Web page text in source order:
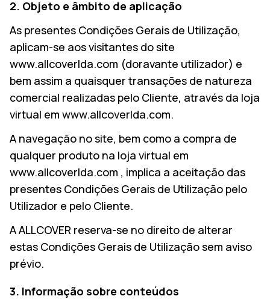
2. Objeto e âmbito de aplicação
As presentes Condições Gerais de Utilização,
aplicam-se aos visitantes do site
www.allcoverlda.com (doravante utilizador) e
bem assim a quaisquer transações de natureza
comercial realizadas pelo Cliente, através da loja
virtual em www.allcoverlda.com.
A navegação no site, bem como a compra de
qualquer produto na loja virtual em
www.allcoverlda.com , implica a aceitação das
presentes Condições Gerais de Utilização pelo
Utilizador e pelo Cliente.
A ALLCOVER reserva-se no direito de alterar
estas Condições Gerais de Utilização sem aviso
prévio.
3. Informação sobre conteúdos